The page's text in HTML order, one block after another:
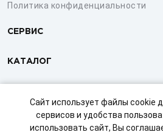
Сайт использует файлы cookie
сервисов и удобства
использовать сайт, Вы
Политика конфиденциальности
СЕРВИС
КАТАЛОГ